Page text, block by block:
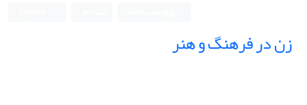
زن در فرهنگ و هنر